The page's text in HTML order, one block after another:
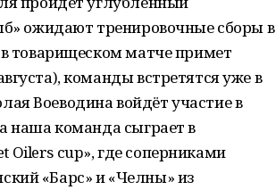
ожидают тренировочные сборы в
товарищеском матче примет
команды встретятся уже в
Воеводина войдёт участие в
наша команда сыграет в
Oilers cup», где соперниками
«Барс» и «Челны» из